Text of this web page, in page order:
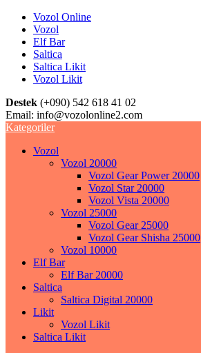
Vozol Online
Vozol
Elf Bar
Saltica
Saltica Likit
Vozol Likit
Destek (+090) 542 618 41 02
Email: info@vozolonline2.com
Kategoriler
Vozol
Vozol 20000
Vozol Gear Power 20000
Vozol Star 20000
Vozol Vista 20000
Vozol 25000
Vozol Gear 25000
Vozol Gear Shisha 25000
Vozol 10000
Elf Bar
Elf Bar 20000
Saltica
Saltica Digital 20000
Likit
Vozol Likit
Saltica Likit